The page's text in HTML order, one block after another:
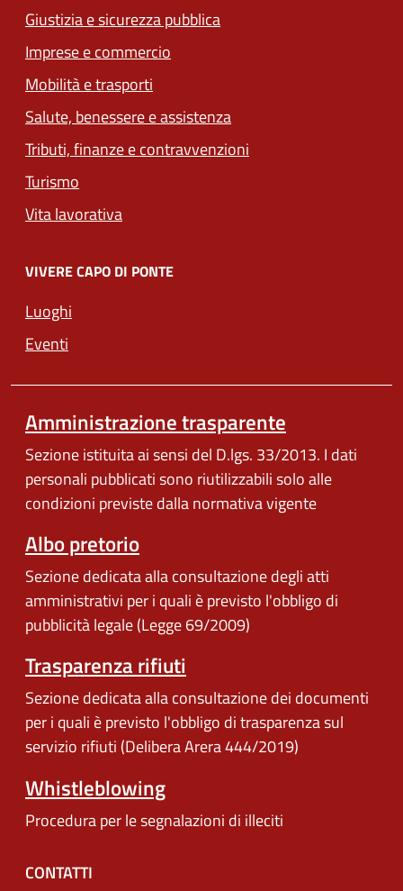
Giustizia e sicurezza pubblica
Imprese e commercio
Mobilità e trasporti
Salute, benessere e assistenza
Tributi, finanze e contravvenzioni
Turismo
Vita lavorativa
VIVERE CAPO DI PONTE
Luoghi
Eventi
Amministrazione trasparente
Sezione istituita ai sensi del D.lgs. 33/2013. I dati
personali pubblicati sono riutilizzabili solo alle
condizioni previste dalla normativa vigente
Albo pretorio
Sezione dedicata alla consultazione degli atti
amministrativi per i quali è previsto l'obbligo di
pubblicità legale (Legge 69/2009)
Trasparenza rifiuti
Sezione dedicata alla consultazione dei documenti
per i quali è previsto l'obbligo di trasparenza sul
servizio rifiuti (Delibera Arera 444/2019)
Whistleblowing
Procedura per le segnalazioni di illeciti
CONTATTI